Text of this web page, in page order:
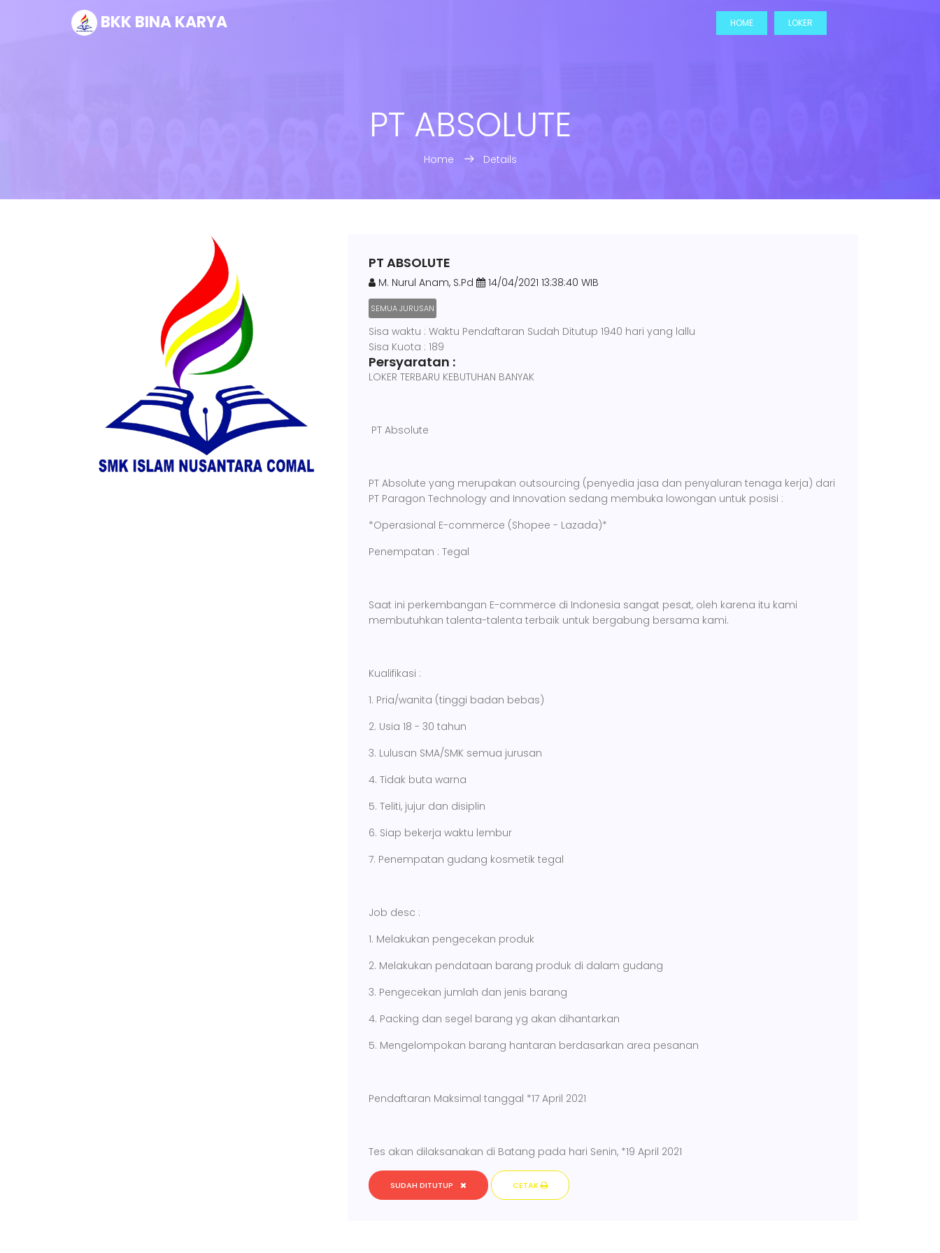
BKK BINA KARYA HOME LOKER
PT ABSOLUTE
Home Details
PT ABSOLUTE
M. Nurul Anam, S.Pd 14/04/2021 13:38:40 WIB
SEMUA JURUSAN
Sisa waktu : Waktu Pendaftaran Sudah Ditutup 1940 hari yang lallu
Sisa Kuota : 189
Persyaratan :
LOKER TERBARU KEBUTUHAN BANYAK
PT Absolute
PT Absolute yang merupakan outsourcing (penyedia jasa dan penyaluran tenaga kerja) dari
PT Paragon Technology and Innovation sedang membuka lowongan untuk posisi :
*Operasional E-commerce (Shopee - Lazada)*
Penempatan : Tegal
Saat ini perkembangan E-commerce di Indonesia sangat pesat, oleh karena itu kami
membutuhkan talenta-talenta terbaik untuk bergabung bersama kami.
Kualifikasi :
1. Pria/wanita (tinggi badan bebas)
2. Usia 18 - 30 tahun
3. Lulusan SMA/SMK semua jurusan
4. Tidak buta warna
5. Teliti, jujur dan disiplin
6. Siap bekerja waktu lembur
7. Penempatan gudang kosmetik tegal
Job desc :
1. Melakukan pengecekan produk
2. Melakukan pendataan barang produk di dalam gudang
3. Pengecekan jumlah dan jenis barang
4. Packing dan segel barang yg akan dihantarkan
5. Mengelompokan barang hantaran berdasarkan area pesanan
Pendaftaran Maksimal tanggal *17 April 2021
Tes akan dilaksanakan di Batang pada hari Senin, *19 April 2021
SUDAH DITUTUP CETAK